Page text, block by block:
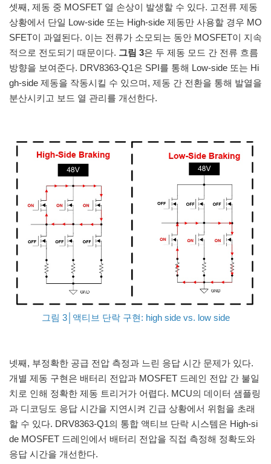
셋째, 제동 중 MOSFET 열 손상이 발생할 수 있다. 고전류 제동
상황에서 단일 Low-side 또는 High-side 제동만 사용할 경우 MO
SFET이 과열된다. 이는 전류가 소모되는 동안 MOSFET이 지속
적으로 전도되기 때문이다. 그림 3은 두 제동 모드 간 전류 흐름
방향을 보여준다. DRV8363-Q1은 SPI를 통해 Low-side 또는 Hi
gh-side 제동을 작동시킬 수 있으며, 제동 간 전환을 통해 발열을
분산시키고 보드 열 관리를 개선한다.
그림 3│액티브 단락 구현: high side vs. low side
넷째, 부정확한 공급 전압 측정과 느린 응답 시간 문제가 있다.
개별 제동 구현은 배터리 전압과 MOSFET 드레인 전압 간 불일
치로 인해 정확한 제동 트리거가 어렵다. MCU의 데이터 샘플링
과 디코딩도 응답 시간을 지연시켜 긴급 상황에서 위험을 초래
할 수 있다. DRV8363-Q1의 통합 액티브 단락 시스템은 High-si
de MOSFET 드레인에서 배터리 전압을 직접 측정해 정확도와
응답 시간을 개선한다.